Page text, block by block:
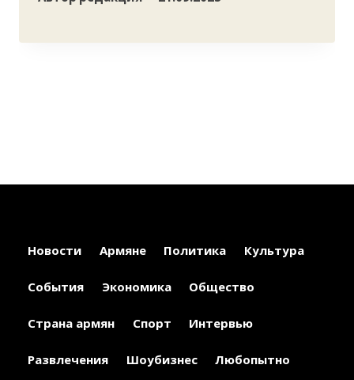
Новости Армяне Политика Культура
События Экономика Общество
Страна армян Спорт Интервью
Развлечения Шоубизнес Любопытно